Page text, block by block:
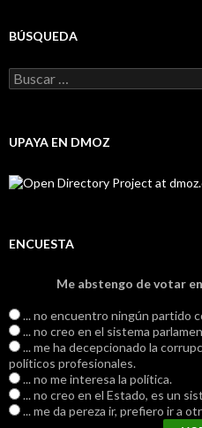
BÚSQUEDA
Buscar:
UPAYA EN DMOZ
ENCUESTA
Me abstengo de votar
... no encuentro ningún partido
... no creo en el sistema
... me ha decepcionado la
políticos profesionales.
... no me interesa la política.
... no creo en el Estado, es un
... me da pereza ir, prefiero ir a